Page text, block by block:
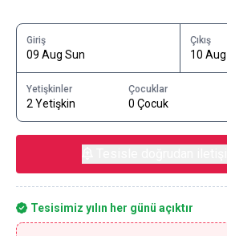
Giriş
09 Aug Sun
Çıkış
10
Yetişkinler
2 Yetişkin
Çocuklar
0 Çocuk
Tesisimiz yılın her günü açıktır